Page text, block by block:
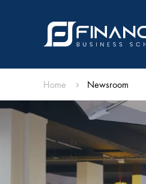
Home Newsroom